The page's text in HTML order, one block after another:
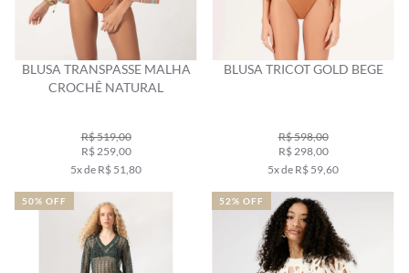
BLUSA TRANSPASSE MALHA
CROCHÊ NATURAL
R$ 519,00
R$ 259,00
5x de R$ 51,80
BLUSA TRICOT GOLD BEGE
R$ 598,00
R$ 298,00
5x de R$ 59,60
50% OFF 52% OFF